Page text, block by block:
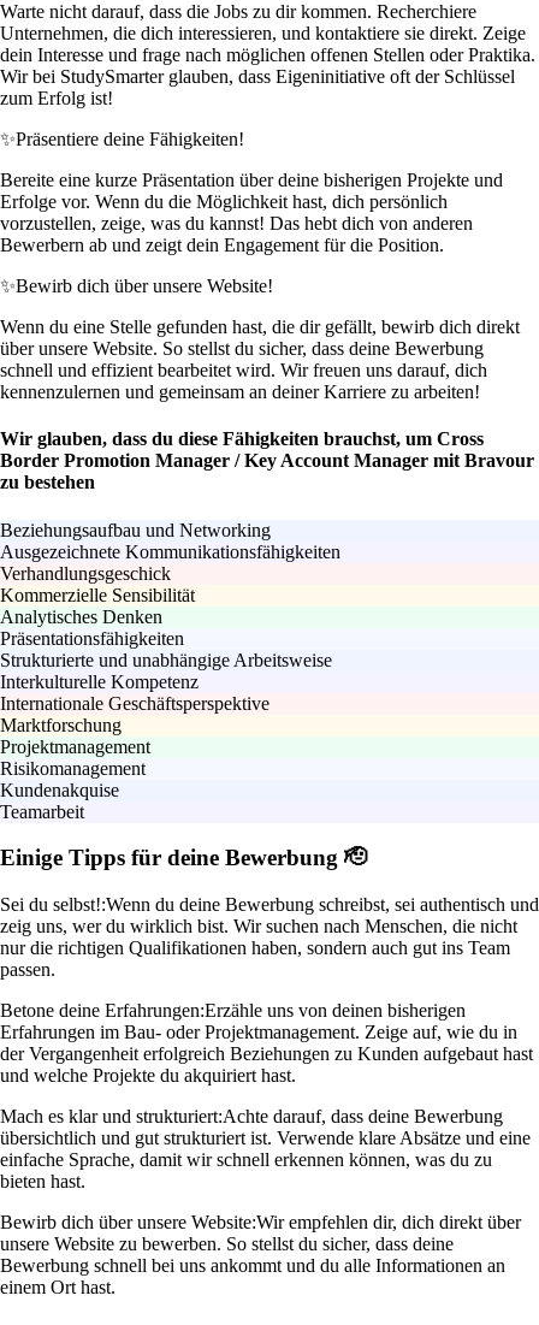
Warte nicht darauf, dass die Jobs zu dir kommen. Recherchiere
Unternehmen, die dich interessieren, und kontaktiere sie direkt. Zeige
dein Interesse und frage nach möglichen offenen Stellen oder Praktika.
Wir bei StudySmarter glauben, dass Eigeninitiative oft der Schlüssel
zum Erfolg ist!
✨Präsentiere deine Fähigkeiten!
Bereite eine kurze Präsentation über deine bisherigen Projekte und
Erfolge vor. Wenn du die Möglichkeit hast, dich persönlich
vorzustellen, zeige, was du kannst! Das hebt dich von anderen
Bewerbern ab und zeigt dein Engagement für die Position.
✨Bewirb dich über unsere Website!
Wenn du eine Stelle gefunden hast, die dir gefällt, bewirb dich direkt
über unsere Website. So stellst du sicher, dass deine Bewerbung
schnell und effizient bearbeitet wird. Wir freuen uns darauf, dich
kennenzulernen und gemeinsam an deiner Karriere zu arbeiten!
Wir glauben, dass du diese Fähigkeiten brauchst, um Cross
Border Promotion Manager / Key Account Manager mit Bravour
zu bestehen
Beziehungsaufbau und Networking
Ausgezeichnete Kommunikationsfähigkeiten
Verhandlungsgeschick
Kommerzielle Sensibilität
Analytisches Denken
Präsentationsfähigkeiten
Strukturierte und unabhängige Arbeitsweise
Interkulturelle Kompetenz
Internationale Geschäftsperspektive
Marktforschung
Projektmanagement
Risikomanagement
Kundenakquise
Teamarbeit
Einige Tipps für deine Bewerbung 🫡
Sei du selbst!:Wenn du deine Bewerbung schreibst, sei authentisch und
zeig uns, wer du wirklich bist. Wir suchen nach Menschen, die nicht
nur die richtigen Qualifikationen haben, sondern auch gut ins Team
passen.
Betone deine Erfahrungen:Erzähle uns von deinen bisherigen
Erfahrungen im Bau- oder Projektmanagement. Zeige auf, wie du in
der Vergangenheit erfolgreich Beziehungen zu Kunden aufgebaut hast
und welche Projekte du akquiriert hast.
Mach es klar und strukturiert:Achte darauf, dass deine Bewerbung
übersichtlich und gut strukturiert ist. Verwende klare Absätze und eine
einfache Sprache, damit wir schnell erkennen können, was du zu
bieten hast.
Bewirb dich über unsere Website:Wir empfehlen dir, dich direkt über
unsere Website zu bewerben. So stellst du sicher, dass deine
Bewerbung schnell bei uns ankommt und du alle Informationen an
einem Ort hast.